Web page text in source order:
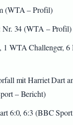
(WTA – Profil)
Nr. 34 (WTA – Profil)
1 WTA Challenger,
mit Harriet Dart
– Bericht)
6:0, 6:3 (BBC